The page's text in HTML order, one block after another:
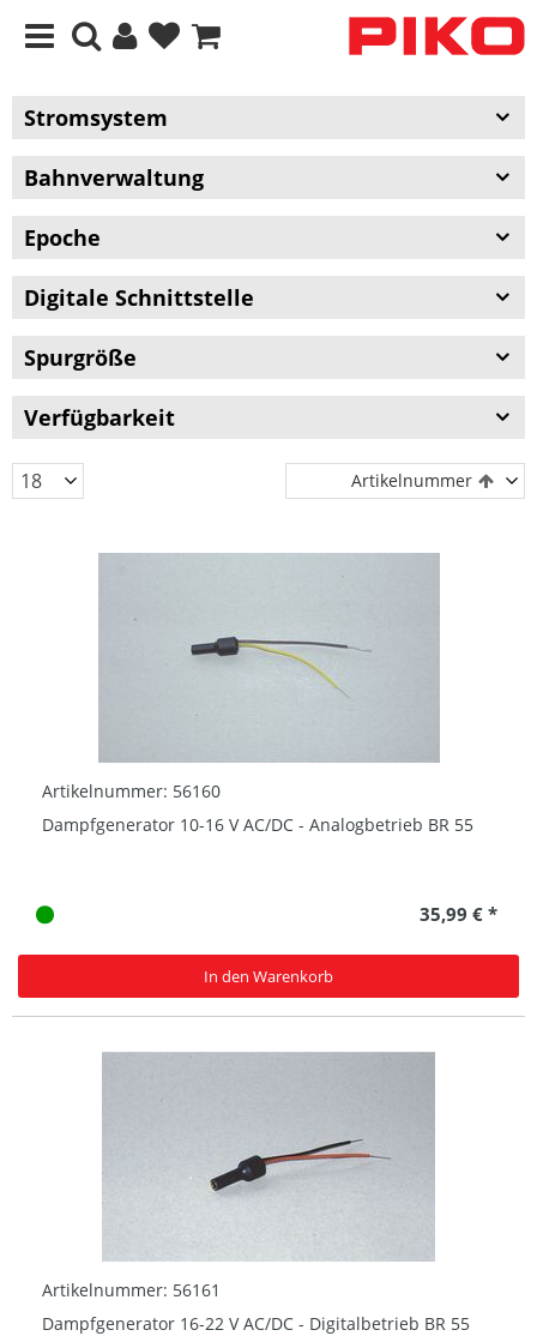
Stromsystem
Bahnverwaltung
Epoche
Digitale Schnittstelle
Spurgröße
Verfügbarkeit
Artikelnummer
Artikelnummer: 56160
Dampfgenerator 10-16 V AC/DC - Analogbetrieb BR 55
35,99 € *
In den Warenkorb
Artikelnummer: 56161
Dampfgenerator 16-22 V AC/DC - Digitalbetrieb BR 55